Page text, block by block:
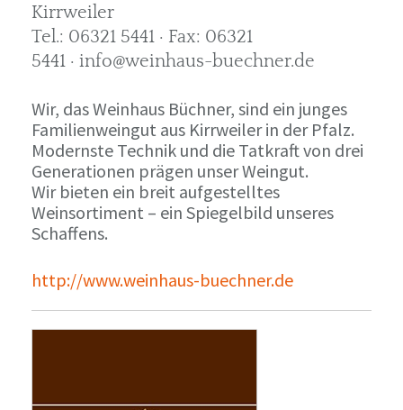
Kirrweiler
Tel.: 06321 5441 · Fax: 06321
5441 · info@weinhaus-buechner.de
Wir, das Weinhaus Büchner, sind ein junges
Familienweingut aus Kirrweiler in der Pfalz.
Modernste Technik und die Tatkraft von drei
Generationen prägen unser Weingut.
Wir bieten ein breit aufgestelltes
Weinsortiment – ein Spiegelbild unseres
Schaffens.
http://www.weinhaus-buechner.de